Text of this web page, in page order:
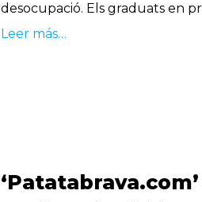
desocupació. Els graduats en
Leer más…